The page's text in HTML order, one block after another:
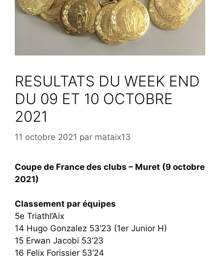
RESULTATS DU WEEK END
DU 09 ET 10 OCTOBRE
2021
11 octobre 2021 par mataix13
Coupe de France des clubs – Muret (9 octobre
2021)
Classement par équipes
5e Triathl’Aix
14 Hugo Gonzalez 53’23 (1er Junior H)
15 Erwan Jacobi 53’23
16 Felix Forissier 53’24